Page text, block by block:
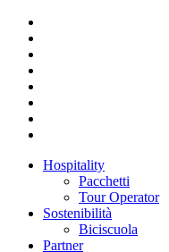
Hospitality
Pacchetti
Tour Operator
Sostenibilità
Biciscuola
Partner